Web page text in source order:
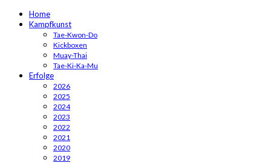
Home
Kampfkunst
Tae-Kwon-Do
Kickboxen
Muay-Thai
Tae-Ki-Ka-Mu
Erfolge
2026
2025
2024
2023
2022
2021
2020
2019